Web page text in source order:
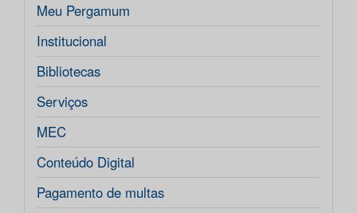
Meu Pergamum
Institucional
Bibliotecas
Serviços
MEC
Conteúdo Digital
Pagamento de multas